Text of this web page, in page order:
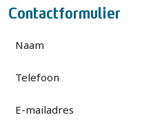
Contactformulier
mailadres